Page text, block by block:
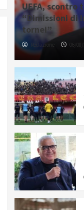
UEFA, scontro
“Dimissioni di
tornei”
Redazione 06/08/